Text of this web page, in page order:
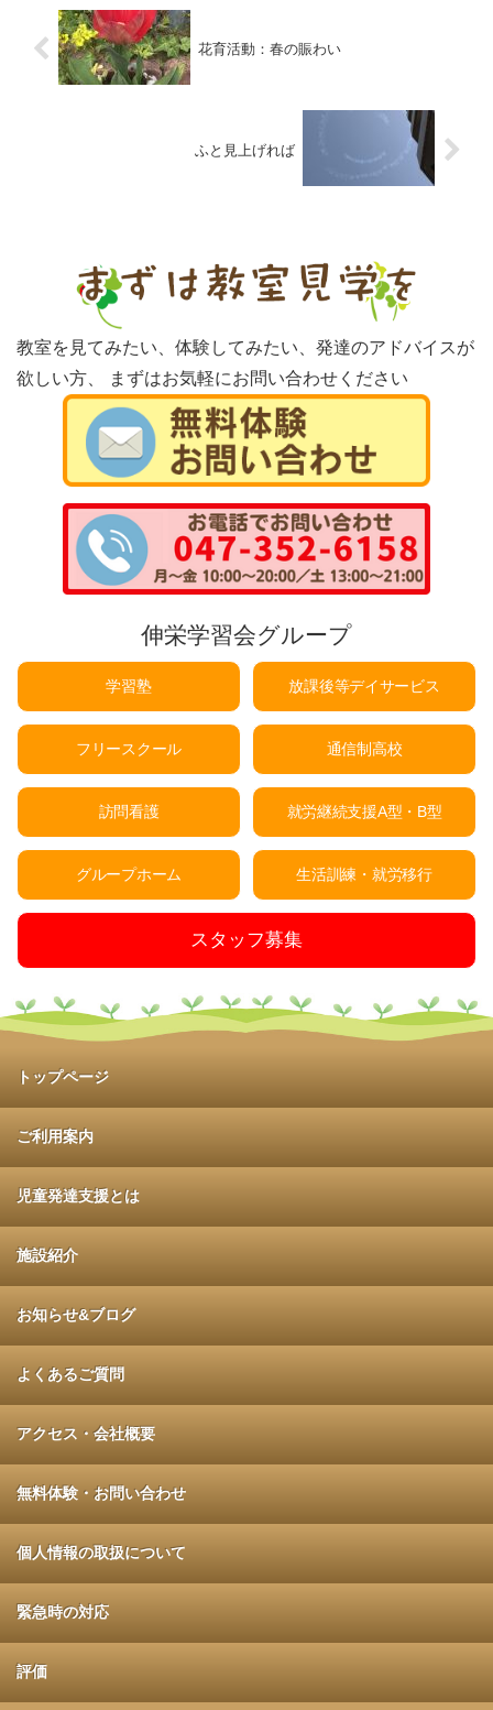
花育活動：春の賑わい
ふと見上げれば
教室を見てみたい、体験してみたい、発達のアドバイスが
欲しい方、
まずはお気軽にお問い合わせください
伸栄学習会グループ
学習塾 放課後等デイサービス
フリースクール 通信制高校
訪問看護 就労継続支援A型・B型
グループホーム 生活訓練・就労移行
スタッフ募集
トップページ
ご利用案内
児童発達支援とは
施設紹介
お知らせ&ブログ
よくあるご質問
アクセス・会社概要
無料体験・お問い合わせ
個人情報の取扱について
緊急時の対応
評価